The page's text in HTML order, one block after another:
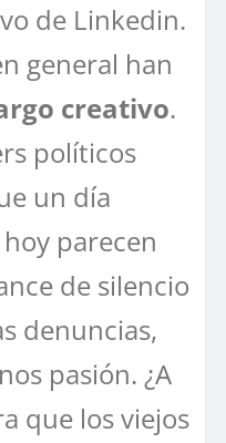
de Linkedin.
general han
creativo.
políticos
un día
parecen
de silencio
denuncias,
pasión. ¿A
que los viejos